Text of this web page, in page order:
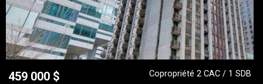
459 000 $
Copropriété 2 CAC / 1 SDB